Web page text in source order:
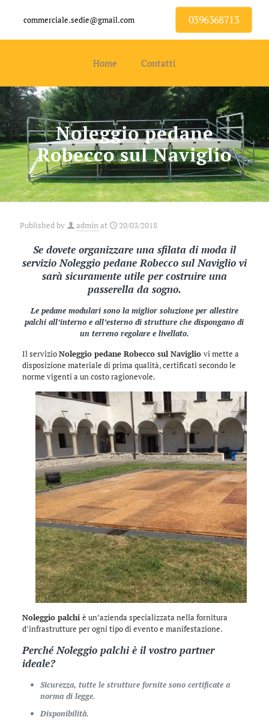
commerciale.sedie@gmail.com 0396368713
Home Contatti
Noleggio pedane
Robecco sul Naviglio
Published by admin at 20/03/2018
Se dovete organizzare una sfilata di moda il
servizio Noleggio pedane Robecco sul Naviglio vi
sarà sicuramente utile per costruire una
passerella da sogno.
Le pedane modulari sono la miglior soluzione per allestire
palchi all’interno e all’esterno di strutture che dispongano di
un terreno regolare e livellato.
Il servizioNoleggio pedane Robecco sul Naviglio vi mette a
disposizione materiale di prima qualità, certificati secondo le
norme vigenti a un costo ragionevole.
Noleggio palchi è un’azienda specializzata nella fornitura
d’infrastrutture per ogni tipo di evento e manifestazione.
PerchéNoleggio palchiè il vostro partner
ideale?
Sicurezza, tutte le strutture fornite sono certificate a
norma di legge.
Disponibilità.